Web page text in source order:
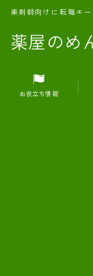
薬屋のめ
薬剤師向けに転職エ
MENU
1.転職エージ
お役立ち情報